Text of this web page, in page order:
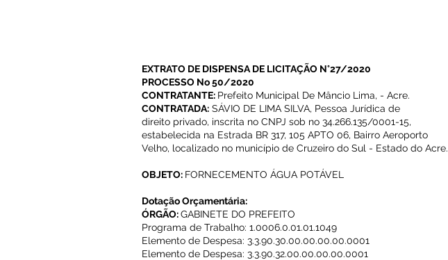
EXTRATO DE DISPENSA DE LICITAÇÃO N°27/2020
PROCESSO No 50/2020
CONTRATANTE: Prefeito Municipal De Mâncio Lima, - Acre.
CONTRATADA: SÁVIO DE LIMA SILVA, Pessoa Jurídica de
direito privado, inscrita no CNPJ sob no 34.266.135/0001-15,
estabelecida na Estrada BR 317, 105 APTO 06, Bairro Aeroporto
Velho, localizado no município de Cruzeiro do Sul - Estado do Acre.
OBJETO: FORNECEMENTO ÁGUA POTÁVEL
Dotação Orçamentária:
ÓRGÃO:GABINETE DO PREFEITO
Programa de Trabalho: 1.0006.0.01.01.1049
Elemento de Despesa: 3.3.90.30.00.00.00.00.0001
Elemento de Despesa: 3.3.90.32.00.00.00.00.0001